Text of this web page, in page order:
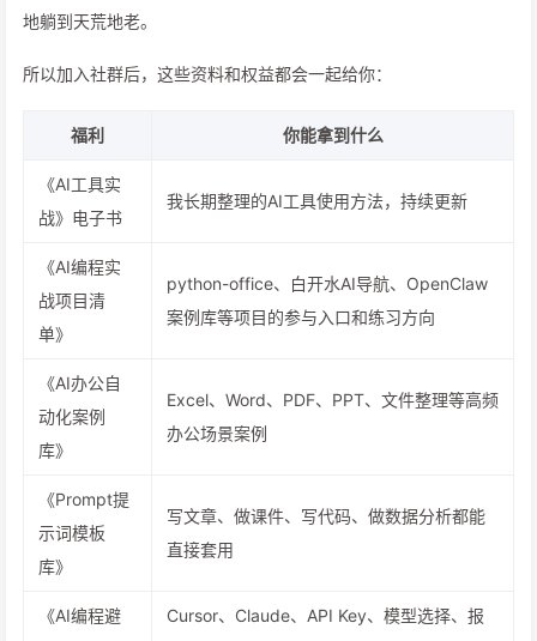
地躺到天荒地老。
所以加入社群后，这些资料和权益都会一起给你：
福利 你能拿到什么
《AI工具实
战》电子书
我长期整理的AI工具使用方法，持续更新
《AI编程实
战项目清
单》
python-office、白开水AI导航、OpenClaw
案例库等项目的参与入口和练习方向
《AI办公自
动化案例
库》
Excel、Word、PDF、PPT、文件整理等高频
办公场景案例
《Prompt提
示词模板
库》
写文章、做课件、写代码、做数据分析都能
直接套用
《AI编程避
Cursor、Claude、API Key、模型选择、报